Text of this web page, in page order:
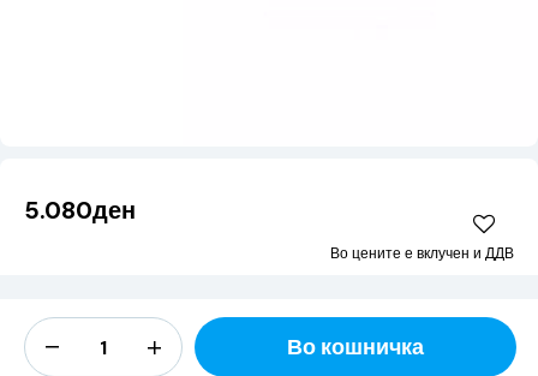
5.080ден
Во цените е вклучен и ДДВ
Во кошничка